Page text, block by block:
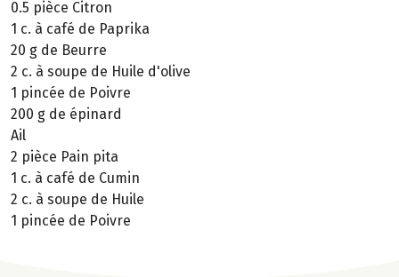
0.5 pièce Citron
1 c. à café de Paprika
20 g de Beurre
2 c. à soupe de Huile d'olive
1 pincée de Poivre
200 g de épinard
Ail
2 pièce Pain pita
1 c. à café de Cumin
2 c. à soupe de Huile
1 pincée de Poivre